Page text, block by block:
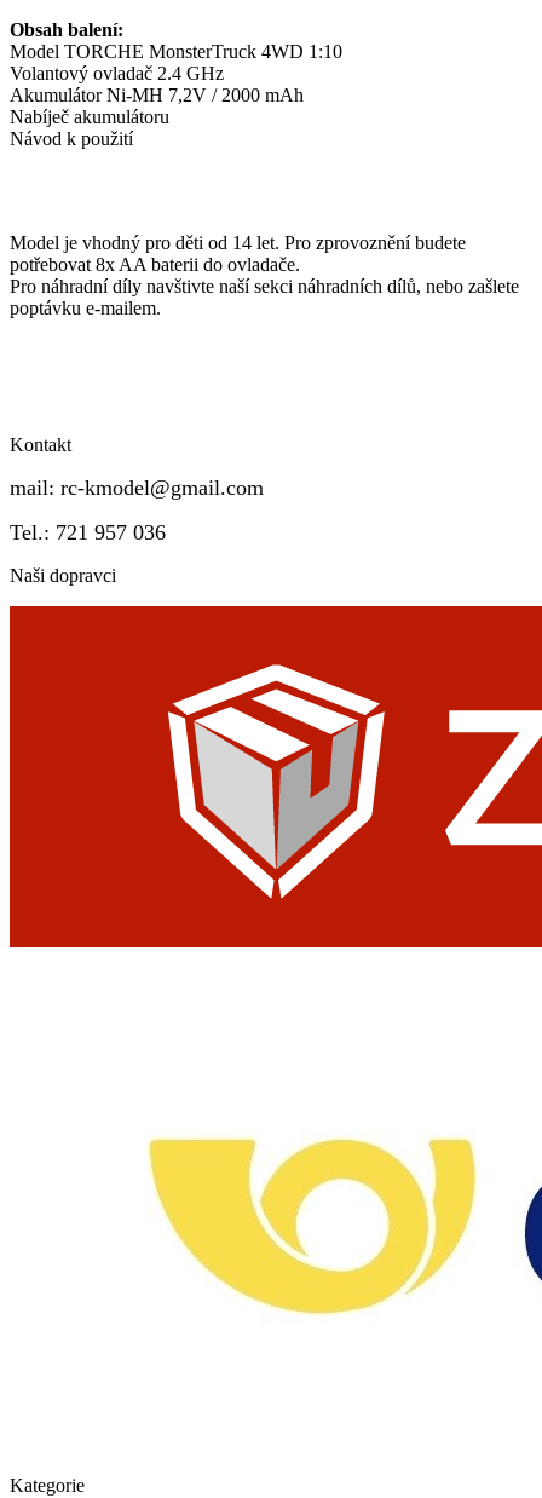
Obsah balení:
Model TORCHE MonsterTruck 4WD 1:10
Volantový ovladač 2.4 GHz
Akumulátor Ni-MH 7,2V / 2000 mAh
Nabíječ akumulátoru
Návod k použití
Model je vhodný pro děti od 14 let. Pro zprovoznění budete
potřebovat 8x AA baterii do ovladače.
Pro náhradní díly navštivte naší sekci náhradních dílů, nebo zašlete
poptávku e-mailem.
Kontakt
mail: rc-kmodel@gmail.com
Tel.: 721 957 036
Naši dopravci
Kategorie